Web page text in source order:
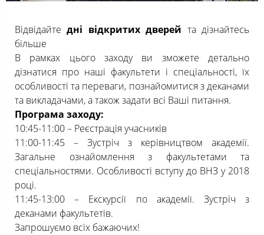
Відвідайтедні відкритих дверей та дізнайтесь
більше
В рамках цього заходу ви зможете детально
дізнатися про наші факультети і спеціальності, їх
особливості та переваги, познайомитися з деканами
та викладачами, а також задати всі Ваші питання.
Програма заходу:
10:45-11:00 – Реєстрація учасників
11:00-11:45 – Зустріч з керівництвом академії.
Загальне ознайомлення з факультетами та
спеціальностями. Особливості вступу до ВНЗ у 2018
році.
11:45-13:00 – Екскурсії по академії. Зустріч з
деканами факультетів.
Запрошуємо всіх бажаючих!